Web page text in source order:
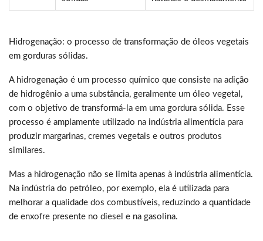
Hidrogenação: o processo de transformação de óleos vegetais
em gorduras sólidas.
A hidrogenação é um processo químico que consiste na adição
de hidrogênio a uma substância, geralmente um óleo vegetal,
com o objetivo de transformá-la em uma gordura sólida. Esse
processo é amplamente utilizado na indústria alimentícia para
produzir margarinas, cremes vegetais e outros produtos
similares.
Mas a hidrogenação não se limita apenas à indústria alimentícia.
Na indústria do petróleo, por exemplo, ela é utilizada para
melhorar a qualidade dos combustíveis, reduzindo a quantidade
de enxofre presente no diesel e na gasolina.